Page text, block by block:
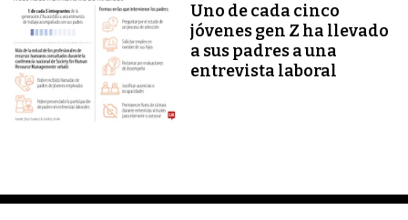
Uno de cada cinco
jóvenes gen Z ha llevado
a sus padres a una
entrevista laboral